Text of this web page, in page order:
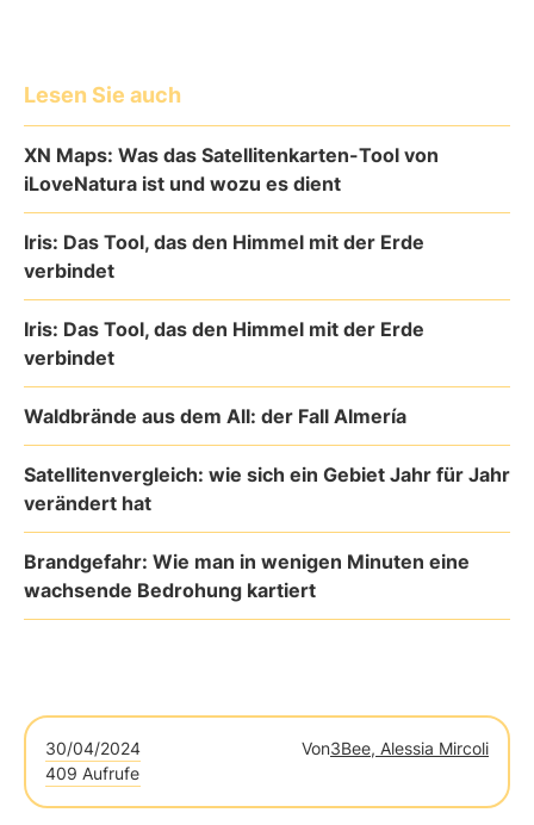
Lesen Sie auch
XN Maps: Was das Satellitenkarten-Tool von
iLoveNatura ist und wozu es dient
Iris: Das Tool, das den Himmel mit der Erde
verbindet
Iris: Das Tool, das den Himmel mit der Erde
verbindet
Waldbrände aus dem All: der Fall Almería
Satellitenvergleich: wie sich ein Gebiet Jahr für Jahr
verändert hat
Brandgefahr: Wie man in wenigen Minuten eine
wachsende Bedrohung kartiert
30/04/2024 Von3Bee, Alessia Mircoli
409 Aufrufe